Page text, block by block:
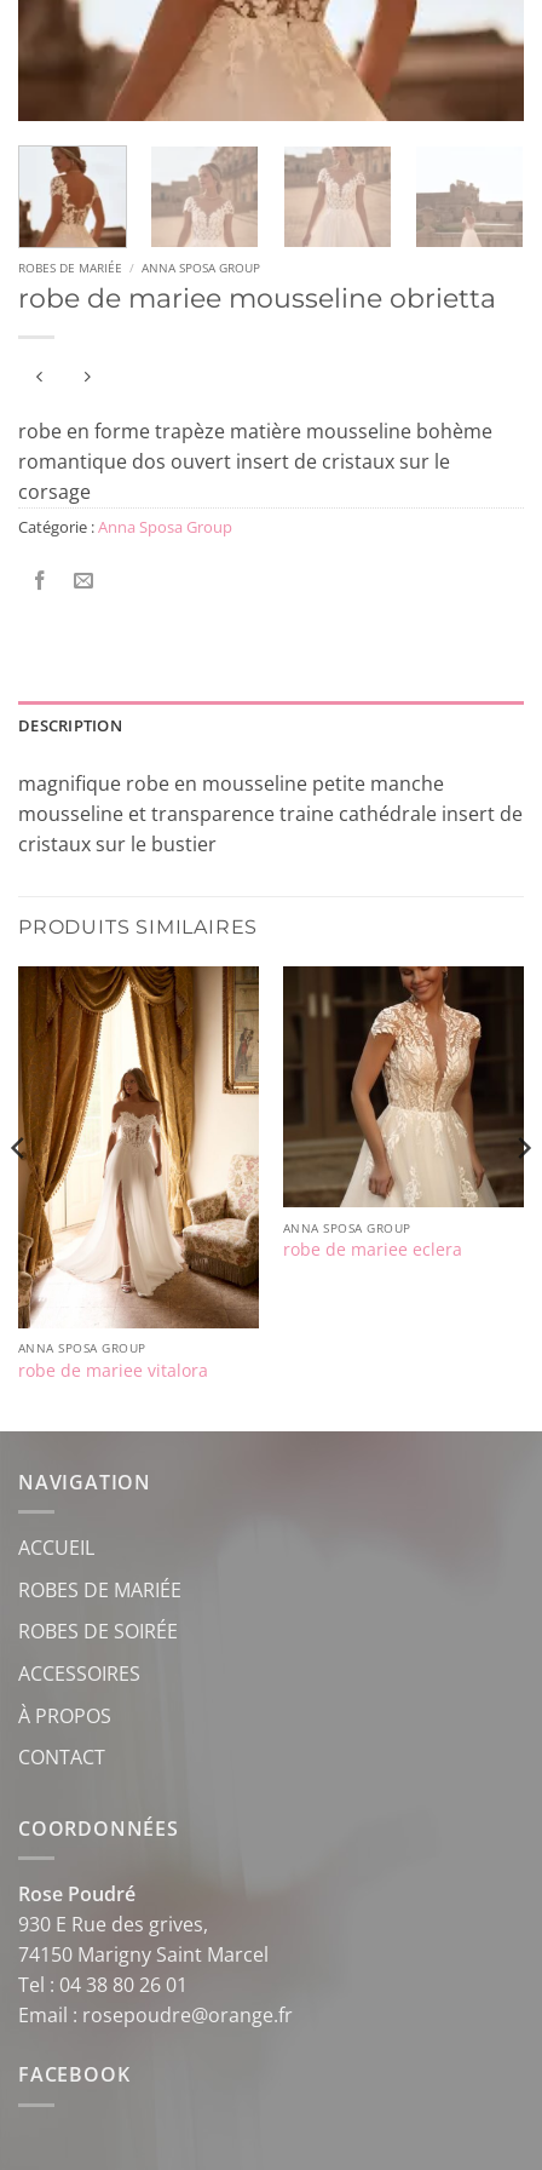
ROBES DE MARIÉE / ANNA SPOSA GROUP
robe de mariee mousseline obrietta
robe en forme trapèze matière mousseline bohème
romantique dos ouvert insert de cristaux sur le
corsage
Catégorie :Anna Sposa Group
DESCRIPTION
magnifique robe en mousseline petite manche
mousseline et transparence traine cathédrale insert de
cristaux sur le bustier
PRODUITS SIMILAIRES
ANNA SPOSA GROUP
robe de mariee vitalora
ANNA SPOSA GROUP
robe de mariee eclera
NAVIGATION
ACCUEIL
ROBES DE MARIÉE
ROBES DE SOIRÉE
ACCESSOIRES
À PROPOS
CONTACT
COORDONNÉES
Rose Poudré
930 E Rue des grives,
74150 Marigny Saint Marcel
Tel : 04 38 80 26 01
Email : rosepoudre@orange.fr
FACEBOOK